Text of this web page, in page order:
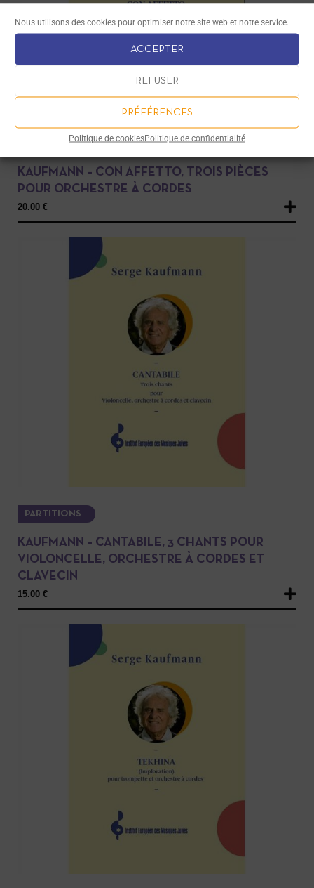
Nous utilisons des cookies pour optimiser notre site web et notre service.
ACCEPTER
REFUSER
PRÉFÉRENCES
Politique de cookiesPolitique de confidentialité
PARTITIONS
KAUFMANN – CON AFFETTO, TROIS PIÈCES
POUR ORCHESTRE À CORDES
20.00 €
PARTITIONS
KAUFMANN – CANTABILE, 3 CHANTS POUR
VIOLONCELLE, ORCHESTRE À CORDES ET
CLAVECIN
15.00 €